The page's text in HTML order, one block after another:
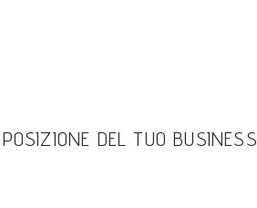
DEL TUO BUSINESS